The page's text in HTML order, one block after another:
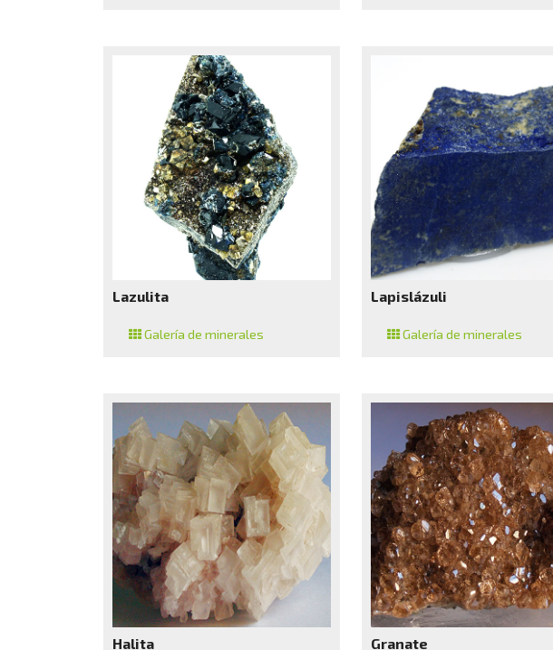
Lazulita
Galería de minerales
Lapislázuli
Galería de minerales
Halita Granate